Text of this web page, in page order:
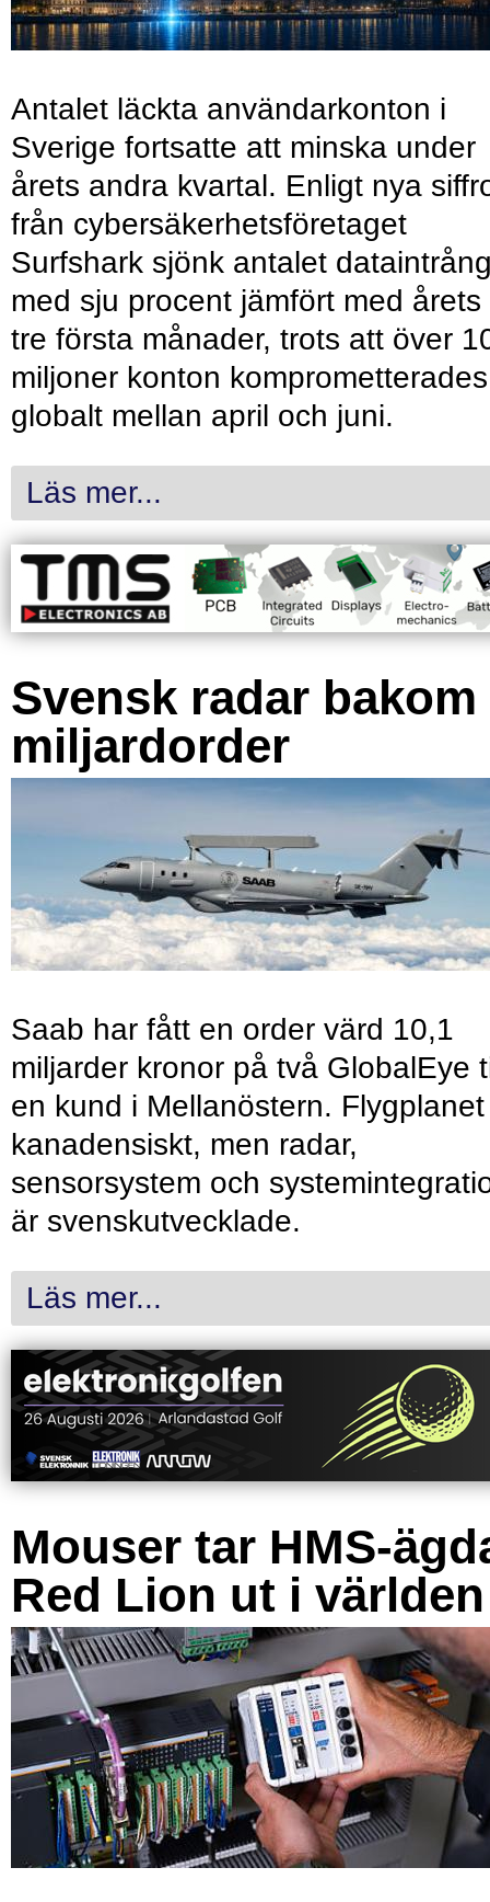
Antalet läckta användarkonton i
Sverige fortsatte att minska under
årets andra kvartal. Enligt nya
från cybersäkerhetsföretaget
Surfshark sjönk antalet
med sju procent jämfört med årets
tre första månader, trots att över
miljoner konton komprometterades
globalt mellan april och juni.
Läs mer...
Svensk radar bakom
miljardorder
Saab har fått en order värd 10,1
miljarder kronor på två GlobalEye
en kund i Mellanöstern.
kanadensiskt, men radar,
sensorsystem och
är svenskutvecklade.
Läs mer...
Mouser tar HMS-
Red Lion ut i världen